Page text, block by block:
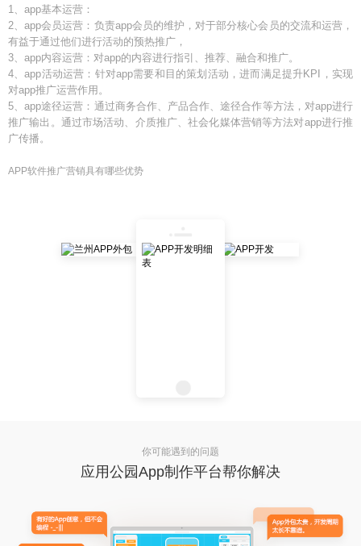
1、app基本运营：
2、app会员运营：负责app会员的维护，对于部分核心会员的交流和运营，
有益于通过他们进行活动的预热推广，
3、app内容运营：对app的内容进行指引、推荐、融合和推广。
4、app活动运营：针对app需要和目的策划活动，进而满足提升KPI，实现
对app推广运营作用。
5、app途径运营：通过商务合作、产品合作、途径合作等方法，对app进行
推广输出。通过市场活动、介质推广、社会化媒体营销等方法对app进行推
广传播。
APP软件推广营销具有哪些优势
你可能遇到的问题
应用公园App制作平台帮你解决